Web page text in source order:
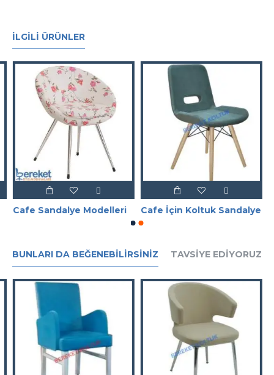
İLGILI ÜRÜNLER
Cafe Sandalye Modelleri Cafe İçin Koltuk Sandalye
BUNLARI DA BEĞENEBILIRSINIZ TAVSIYE EDIYORUZ